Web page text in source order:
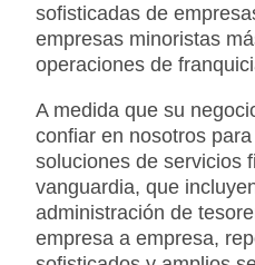
sofisticadas de
empresas minoristas
operaciones de
A medida que su
confiar en nosotros
soluciones de servicios
vanguardia, que
administración de
empresa a empresa,